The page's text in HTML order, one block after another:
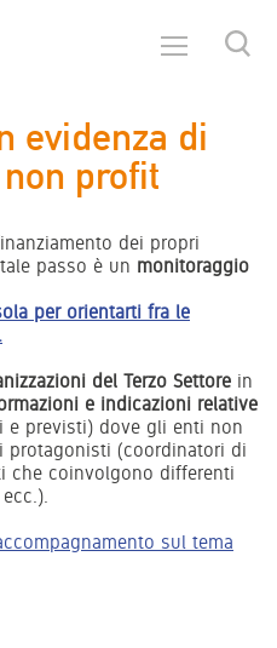
evidenza di
profit
dei propri
passo è un monitoraggio
per orientarti fra le
del Terzo Settore in
e indicazioni relative
e previsti) dove gli enti non
protagonisti (coordinatori di
che coinvolgono differenti
sul tema